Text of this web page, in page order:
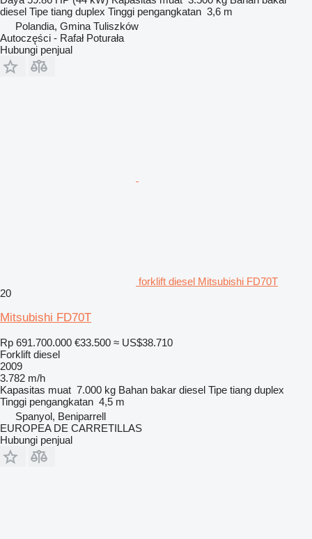
diesel Tipe tiang duplex Tinggi pengangkatan 3,6 m
Polandia, Gmina Tuliszków
Autoczęści - Rafał Poturała
Hubungi penjual
forklift diesel Mitsubishi FD70T
20
Mitsubishi FD70T
Rp 691.700.000 €33.500 ≈ US$38.710
Forklift diesel
2009
3.782 m/h
Kapasitas muat 7.000 kg Bahan bakar diesel Tipe tiang duplex
Tinggi pengangkatan 4,5 m
Spanyol, Beniparrell
EUROPEA DE CARRETILLAS
Hubungi penjual